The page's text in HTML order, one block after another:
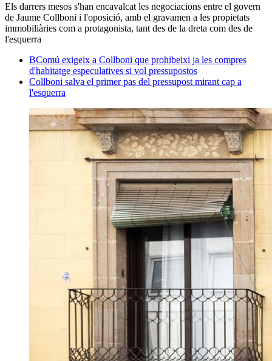
Els darrers mesos s'han encavalcat les negociacions entre el govern
de Jaume Collboni i l'oposició, amb el gravamen a les propietats
immobiliàries com a protagonista, tant des de la dreta com des de
l'esquerra
BComú exigeix a Collboni que prohibeixi ja les compres
d'habitatge especulatives si vol pressupostos
Collboni salva el primer pas del pressupost mirant cap a
l'esquerra